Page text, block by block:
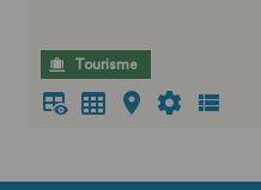
Tourisme